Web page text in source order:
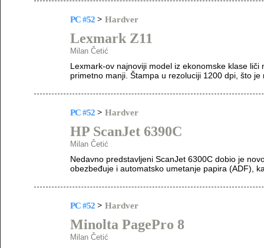
PC #52 > Hardver
Lexmark Z11
Milan Četić
Lexmark-ov najnoviji model iz ekonomske klase
primetno manji. Štampa u rezoluciji 1200 dpi, što
PC #52 > Hardver
HP ScanJet 6390C
Milan Četić
Nedavno predstavljeni ScanJet 6300C dobio je
obezbeđuje i automatsko umetanje papira (ADF),
PC #52 > Hardver
Minolta PagePro 8
Milan Četić